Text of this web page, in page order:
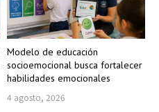
Modelo de educación
socioemocional busca fortalecer
habilidades emocionales
4 agosto, 2026